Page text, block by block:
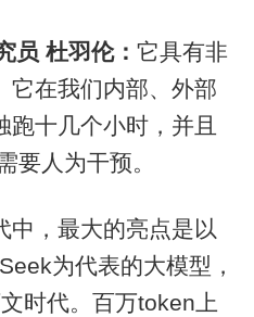
员 杜羽伦： 它具有非
它在我们内部、外部
跑十几个小时，并且
要人为干预。
，最大的亮点是以
为代表的大模型，
时代。百万token上